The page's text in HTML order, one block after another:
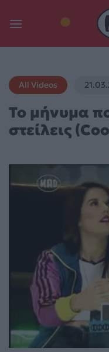
All Videos
To μήνυμα
στείλεις